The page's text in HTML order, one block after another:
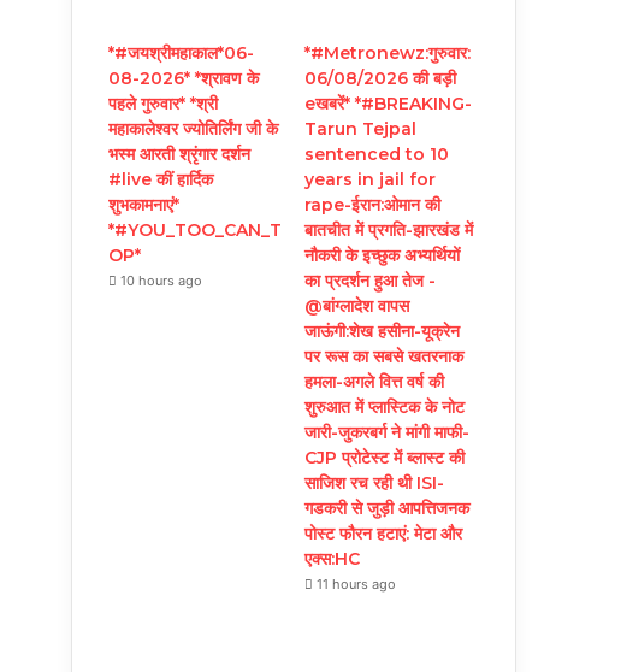
*#जयश्रीमहाकाल*06-
08-2026* *श्रावण के
पहले गुरुवार* *श्री
महाकालेश्वर ज्योतिर्लिंग जी के
भस्म आरती श्रृंगार दर्शन
#live कीं हार्दिक
शुभकामनाएं*
*#YOU_TOO_CAN_T
OP*
10 hours ago
*#Metronewz:गुरुवार:
06/08/2026 की बड़ी
eखबरें* *#BREAKING-
Tarun Tejpal
sentenced to 10
years in jail for
rape-ईरान:ओमान की
बातचीत में प्रगति-झारखंड में
नौकरी के इच्छुक अभ्यर्थियों
का प्रदर्शन हुआ तेज -
@बांग्लादेश वापस
जाऊंगी:शेख हसीना-यूक्रेन
पर रूस का सबसे खतरनाक
हमला-अगले वित्त वर्ष की
शुरुआत में प्लास्टिक के नोट
जारी-जुकरबर्ग ने मांगी माफी-
CJP प्रोटेस्ट में ब्लास्ट की
साजिश रच रही थी ISI-
गडकरी से जुड़ी आपत्तिजनक
पोस्ट फौरन हटाएं: मेटा और
एक्स:HC
11 hours ago